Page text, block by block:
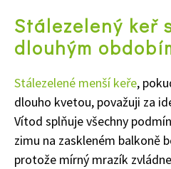
Stálezelený keř
dlouhým
Stálezelené menší keře,
dlouho kvetou, považuji za
Vítod splňuje všechny
zimu na zaskleném balkoně
protože mírný mrazík